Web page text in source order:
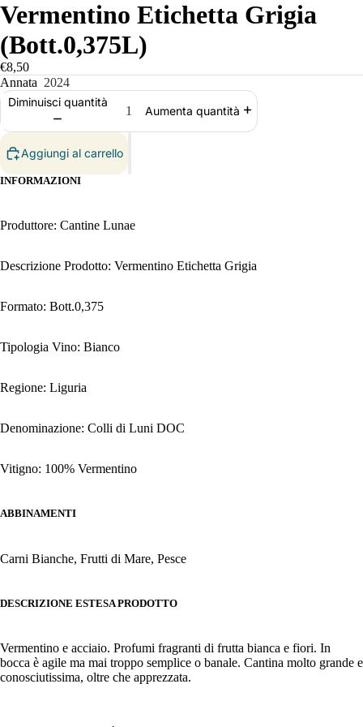
Vermentino Etichetta Grigia
(Bott.0,375L)
€8,50
Annata 2024
Diminuisci quantità
Aumenta quantità
Aggiungi al carrello
INFORMAZIONI
Produttore: Cantine Lunae
Descrizione Prodotto: Vermentino Etichetta Grigia
Formato: Bott.0,375
Tipologia Vino: Bianco
Regione: Liguria
Denominazione: Colli di Luni DOC
Vitigno: 100% Vermentino
ABBINAMENTI
Carni Bianche, Frutti di Mare, Pesce
DESCRIZIONE ESTESA PRODOTTO
Vermentino e acciaio. Profumi fragranti di frutta bianca e fiori. In
bocca è agile ma mai troppo semplice o banale. Cantina molto grande e
conosciutissima, oltre che apprezzata.